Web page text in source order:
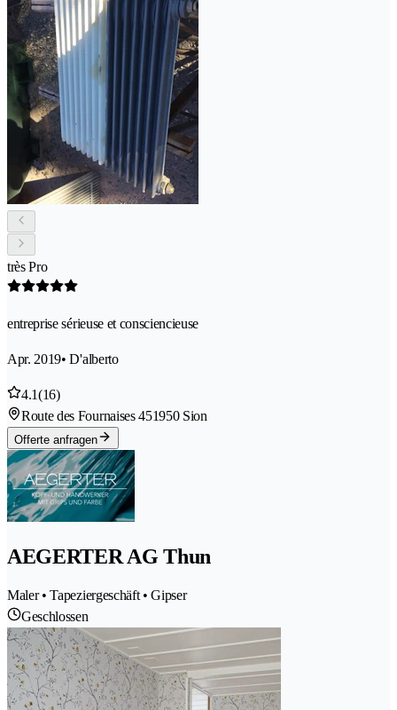
très Pro
entreprise sérieuse et consciencieuse
Apr. 2019• D'alberto
4.1(16)
Route des Fournaises 451950 Sion
Offerte anfragen
AEGERTER AG Thun
Maler • Tapeziergeschäft • Gipser
Geschlossen